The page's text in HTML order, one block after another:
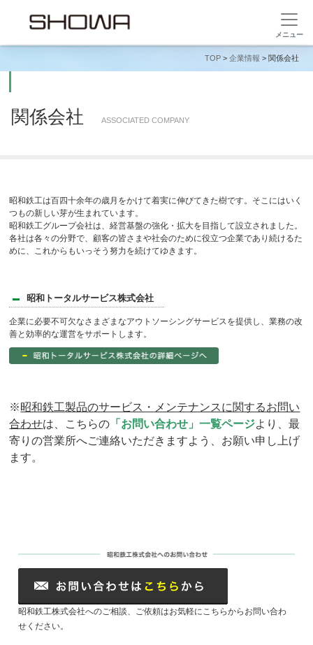
TOP > 企業情報 > 関係会社
関係会社 ASSOCIATED COMPANY
昭和鉄工は百四十余年の歳月をかけて着実に伸びてきた樹です。そこにはいく
つもの新しい芽が生まれています。
昭和鉄工グループ会社は、経営基盤の強化・拡大を目指して設立されました。
各社は各々の分野で、顧客の皆さまや社会のために役立つ企業であり続けるた
めに、これからもいっそう努力を続けてゆきます。
昭和トータルサービス株式会社
企業に必要不可欠なさまざまなアウトソーシングサービスを提供し、業務の改
善と効率的な運営をサポートします。
※昭和鉄工製品のサービス・メンテナンスに関するお問い
合わせは、こちらの 「お問い合わせ」一覧ページより、最
寄りの営業所へご連絡いただきますよう、お願い申し上げ
ます。
昭和鉄工株式会社へのご相談、ご依頼はお気軽にこちらからお問い合わ
せください。